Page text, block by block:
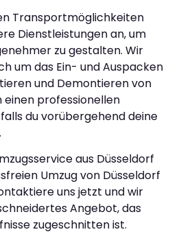
Transportmöglichkeiten
Dienstleistungen an, um
zu gestalten. Wir
um das Ein- und Auspacken
und Demontieren von
einen professionellen
du vorübergehend deine
aus Düsseldorf
Umzug von Düsseldorf
uns jetzt und wir
Angebot, das
zugeschnitten ist.